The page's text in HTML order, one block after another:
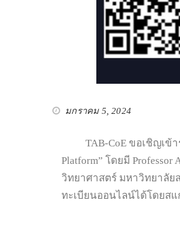
มกราคม 5, 2024
TAB-CoE ขอเชิญเข้าร่ว
Platform” โดยมี
วิทยาศาสตร์ มหาวิทยาลัย
ทะเบียนออนไลน์ได้โดยสแ